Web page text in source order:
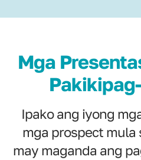
Mga
Ipako ang iyong
mga prospect mula
may maganda ang